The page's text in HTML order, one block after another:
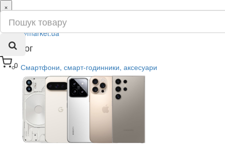
0
×
ru
ua
Каталог
Смартфони, смарт-годинники, аксесуари